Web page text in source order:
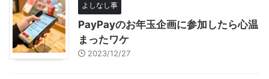
よしなし事
PayPayのお年玉企画に参加したら心温
まったワケ
2023/12/27